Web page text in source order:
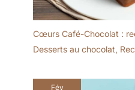
Cœurs Café-Chocolat :
Desserts au chocolat,
Fév